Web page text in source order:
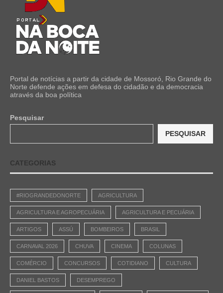
Portal de notícias a partir da cidade de Mossoró, Rio Grande do
Norte defende ações em defesa do cidadão e da democracia
através da boa política
Pesquisar
PESQUISAR
CATEGORIAS
#RIOGRANDEDONORTE AGRICULTURA
AGRICULTURA E AGROPECUÁRIA AGRICULTURA E PECUÁRIA
ARTIGOS ASSÚ BOMBEIROS BRASIL
CARNAVAL 2026 CHUVA CINEMA COLUNAS
COMÉRCIO CONCURSOS COTIDIANO CULTURA
DANIEL BASTOS DESEMPREGO